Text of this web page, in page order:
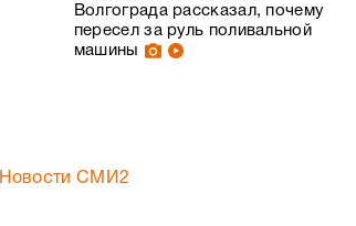
Волгограда рассказал, почему
пересел за руль поливальной
машины
Новости СМИ2